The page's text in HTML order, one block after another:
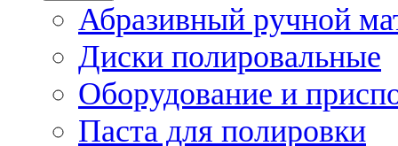
Абразивный ручной
Диски полировальные
Оборудование и
Паста для полировки